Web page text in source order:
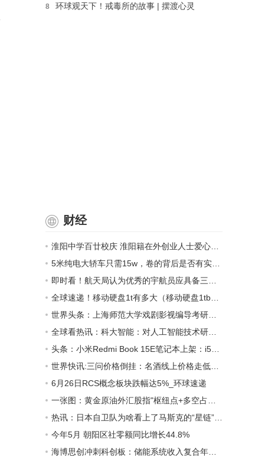
8 环球观天下！戒毒所的故事 | 摆渡心灵
财经
6月26日RCS概念板块跌幅达5%_环球速递
今年5月 朝阳区社零额同比增长44.8%